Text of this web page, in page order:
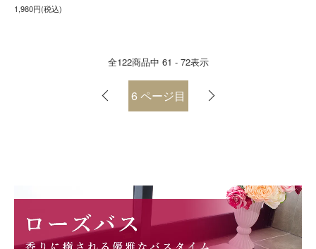
1,980円(税込)
全122商品中 61 - 72表示
6 ページ目